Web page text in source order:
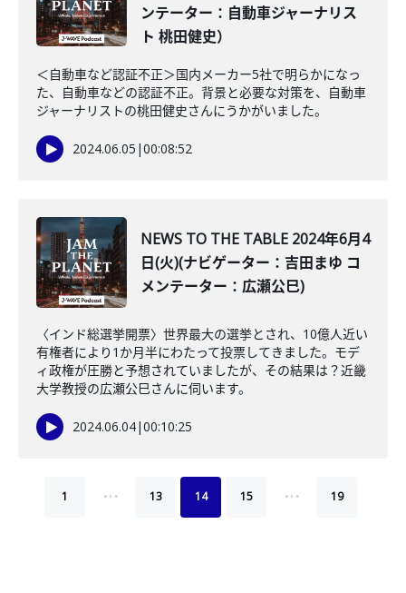
ンテーター：自動車ジャーナリス
ト 桃田健史）
＜自動車など認証不正＞国内メーカー5社で明らかになっ
た、自動車などの認証不正。背景と必要な対策を、自動車
ジャーナリストの桃田健史さんにうかがいました。
2024.06.05 |00:08:52
NEWS TO THE TABLE 2024年6月4
日(火)(ナビゲーター：吉田まゆ コ
メンテーター：広瀬公巳)
〈インド総選挙開票〉世界最大の選挙とされ、10億人近い
有権者により1か月半にわたって投票してきました。モデ
ィ政権が圧勝と予想されていましたが、その結果は？近畿
大学教授の広瀬公巳さんに伺います。
2024.06.04|00:10:25
1 … 13 14 15 … 19